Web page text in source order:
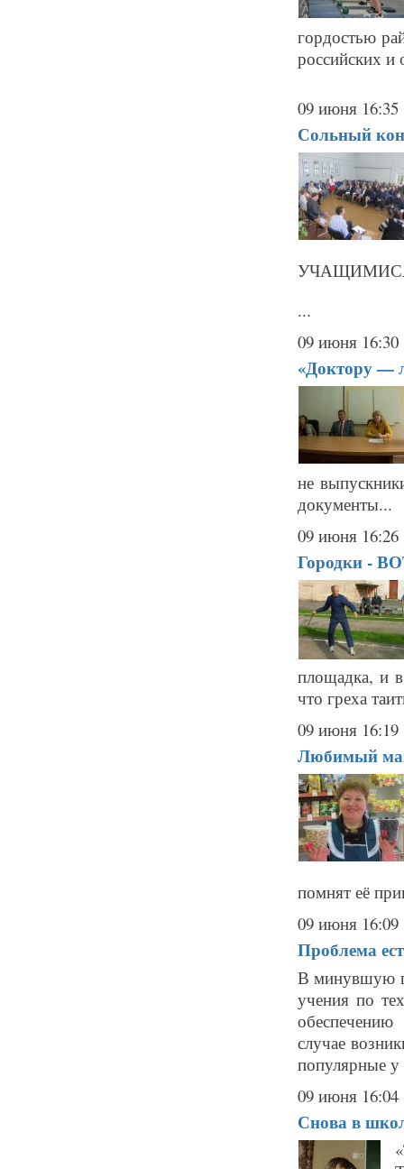
гордостью
российских и
09 июня 16:35
Сольный
...
09 июня 16:30
«Доктору —
не
документы...
09 июня 16:26
Городки -
площадка, и
что греха
09 июня 16:19
Любимый
помнят её
09 июня 16:09
Проблема
В минувшую
учения по
случае
популярные
09 июня 16:04
Снова в